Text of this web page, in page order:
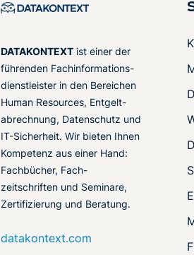
DATAKONTEXT ist einer der
führenden Fachinformations-
dienstleister in den Bereichen
Human Resources, Entgelt-
abrechnung, Datenschutz und
IT-Sicherheit. Wir bieten Ihnen
Kompetenz aus einer Hand:
Fachbücher, Fach-
zeitschriften und Seminare,
Zertifizierung und Beratung.
datakontext.com